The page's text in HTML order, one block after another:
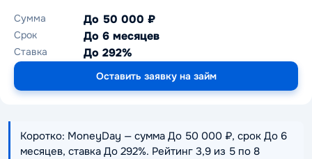
Сумма
До 50 000 ₽
Срок До 6 месяцев
Ставка До 292%
Оставить заявку на займ
Коротко: MoneyDay — сумма До 50 000 ₽, срок До 6
месяцев, ставка До 292%. Рейтинг 3,9 из 5 по 8